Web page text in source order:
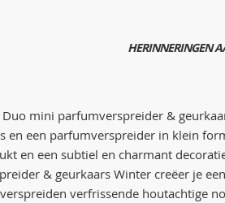
HERINNERINGEN
Duo mini parfumverspreider &
en een parfumverspreider in klein
en een subtiel en charmant
& geurkaars Winter creëer je
verfrissende houtachtige